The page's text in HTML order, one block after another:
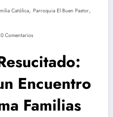
Católica, Parroquia El Buen Pastor,
0 Comentarios
Encuentro
Familias